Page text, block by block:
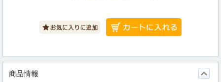
商品情報